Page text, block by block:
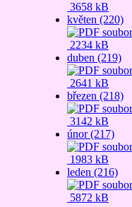
3658 kB
květen (220)
2234 kB
duben (219)
2641 kB
březen (218)
3142 kB
únor (217)
1983 kB
leden (216)
5872 kB